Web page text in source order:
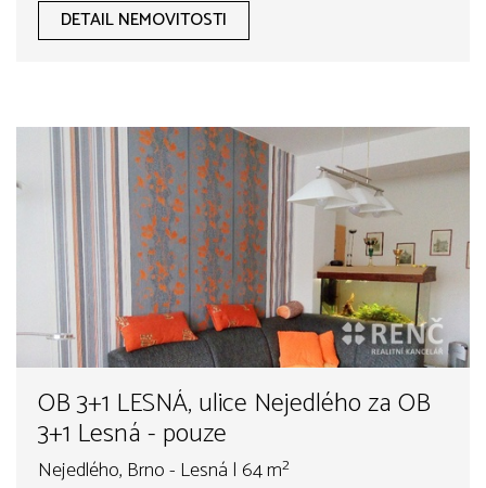
DETAIL NEMOVITOSTI
OB 3+1 LESNÁ, ulice Nejedlého za OB
3+1 Lesná - pouze
Nejedlého, Brno - Lesná | 64 m²